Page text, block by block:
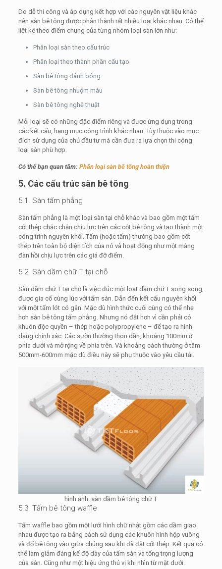
Do dễ thi công và áp dụng kết hợp với các nguyên vật liệu khác
nên sàn bê tông được phân thành rất nhiều loại khác nhau. Có thể
liệt kê theo điểm chung của từng nhóm loại sàn lớn như:
Phân loại sàn theo cấu trúc
Phân loại theo thành phần cấu tạo
Sàn bê tông đánh bóng
Sàn bê tông nhuộm màu
Sàn bê tông nghệ thuật
Mỗi loại sẽ có những đặc điểm riêng và được ứng dụng trong
các kết cấu, hạng mục công trình khác nhau. Tùy thuộc vào mục
đích sử dụng của chủ đầu tư mà cần đưa ra lựa chọn thi công
loại sàn phù hợp.
Có thể bạn quan tâm: Phân loại sàn bê tông hoàn thiện
5. Các cấu trúc sàn bê tông
5.1. Sàn tấm phẳng
Sàn tấm phẳng là một loại sàn tại chỗ khác và bao gồm một tấm
cốt thép chắc chắn chịu lực trên các cột bê tông và tạo thành một
công trình nguyên khối. Tấm (hoặc tấm) thường bao gồm cốt
thép trên toàn bộ diện tích của nó và hoạt động như một màng
đàn hồi chịu lực trên các giá đỡ điểm.
5.2. Sàn dầm chữ T tại chỗ
Sàn dầm chữ T tại chỗ là việc đúc một loạt dầm chữ T song song,
được gia cố cùng lúc với tấm sàn. Dẫn đến kết cấu nguyên khối
với một tấm lót có gân. Mặc dù hình thức cuối cùng có thể nhẹ
hơn sàn bê tông tấm phẳng. Nhưng nó đắt hơn vì cần phải có
khuôn độc quyền – thép hoặc polypropylene – để tạo ra hình
dạng chính xác. Các sườn thường thon dần, khoảng 100mm ở
phía dưới và mở rộng về phía trên. Và khoảng cách thường ở tâm
500mm-600mm mặc dù điều này sẽ phụ thuộc vào yêu cầu tải.
hình ảnh: sàn dầm bê tông chữ T
5.3. Tấm bê tông waffle
Tấm waffle bao gồm một lưới hình chữ nhật gồm các dầm giao
nhau được tạo ra bằng cách sử dụng các khuôn hình hộp vuông
và đổ bê tông vào giữa chúng sau khi đã đặt cốt thép. Kết quả có
thể làm giảm đáng kể độ dày của tấm sàn và tổng trọng lượng
của sàn. Cũng như một hiệu ứng thú vị khi nhìn từ mặt dưới.